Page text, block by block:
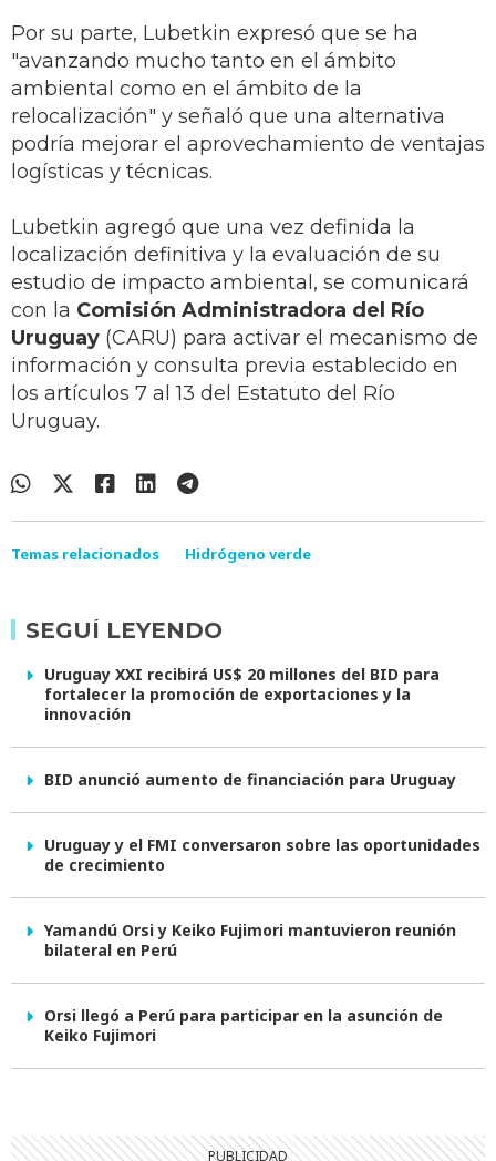
Por su parte, Lubetkin expresó que se ha
"avanzando mucho tanto en el ámbito
ambiental como en el ámbito de la
relocalización" y señaló que una alternativa
podría mejorar el aprovechamiento de ventajas
logísticas y técnicas.
Lubetkin agregó que una vez definida la
localización definitiva y la evaluación de su
estudio de impacto ambiental, se comunicará
con la Comisión Administradora del Río
Uruguay (CARU) para activar el mecanismo de
información y consulta previa establecido en
los artículos 7 al 13 del Estatuto del Río
Uruguay.
Temas relacionados Hidrógeno verde
SEGUÍ LEYENDO
Uruguay XXI recibirá US$ 20 millones del BID para
fortalecer la promoción de exportaciones y la
innovación
BID anunció aumento de financiación para Uruguay
Uruguay y el FMI conversaron sobre las oportunidades
de crecimiento
Yamandú Orsi y Keiko Fujimori mantuvieron reunión
bilateral en Perú
Orsi llegó a Perú para participar en la asunción de
Keiko Fujimori